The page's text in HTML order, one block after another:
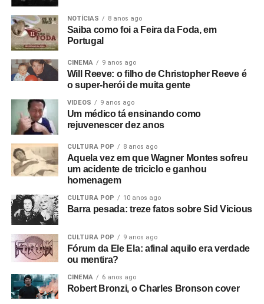
NOTÍCIAS 8 anos ago
Saiba como foi a Feira da Foda, em
Portugal
CINEMA 9 anos ago
Will Reeve: o filho de Christopher Reeve é
o super-herói de muita gente
VIDEOS 9 anos ago
Um médico tá ensinando como
rejuvenescer dez anos
CULTURA POP 8 anos ago
Aquela vez em que Wagner Montes sofreu
um acidente de triciclo e ganhou
homenagem
CULTURA POP 10 anos ago
Barra pesada: treze fatos sobre Sid Vicious
CULTURA POP 9 anos ago
Fórum da Ele Ela: afinal aquilo era verdade
ou mentira?
CINEMA 6 anos ago
Robert Bronzi, o Charles Bronson cover